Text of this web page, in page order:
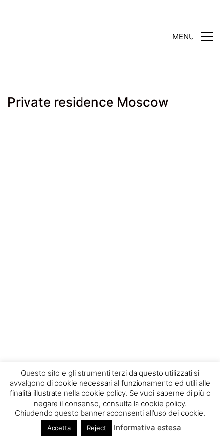
MENU
Private residence Moscow
© Mirò s.r.l. - Copyright 2022 - All rights reserved |
Informativa privacy|Web design
Questo sito e gli strumenti terzi da questo utilizzati si
avvalgono di cookie necessari al funzionamento ed utili alle
finalità illustrate nella cookie policy. Se vuoi saperne di più o
negare il consenso, consulta la cookie policy.
Chiudendo questo banner acconsenti all’uso dei cookie.
Accetta Reject Informativa estesa